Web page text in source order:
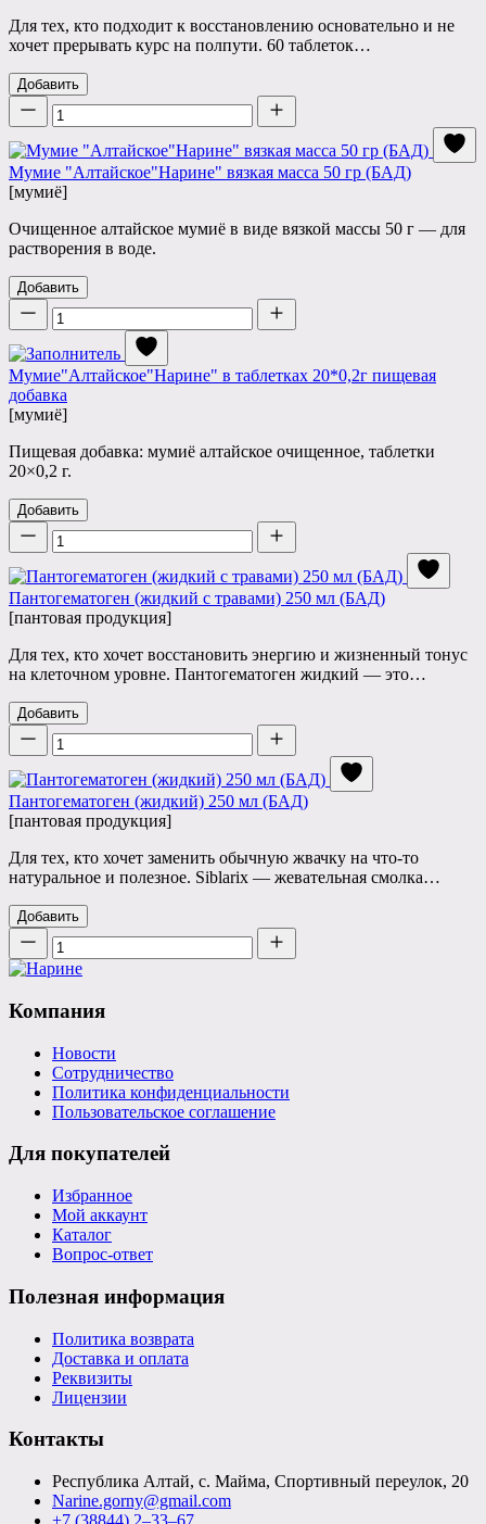
Для тех, кто подходит к восстановлению основательно и не
хочет прерывать курс на полпути. 60 таблеток…
Добавить
Количество
Мумие "Алтайское"Нарине" вязкая масса 50 гр (БАД)
[мумиё]
Очищенное алтайское мумиё в виде вязкой массы 50 г — для
растворения в воде.
Добавить
Количество
Мумие"Алтайское"Нарине" в таблетках 20*0,2г пищевая
добавка
[мумиё]
Пищевая добавка: мумиё алтайское очищенное, таблетки
20×0,2 г.
Добавить
Количество
Пантогематоген (жидкий с травами) 250 мл (БАД)
[пантовая продукция]
Для тех, кто хочет восстановить энергию и жизненный тонус
на клеточном уровне. Пантогематоген жидкий — это…
Добавить
Количество
Пантогематоген (жидкий) 250 мл (БАД)
[пантовая продукция]
Для тех, кто хочет заменить обычную жвачку на что-то
натуральное и полезное. Siblarix — жевательная смолка…
Добавить
Количество
Компания
Новости
Сотрудничество
Политика конфиденциальности
Пользовательское соглашение
Для покупателей
Избранное
Мой аккаунт
Каталог
Вопрос-ответ
Полезная информация
Политика возврата
Доставка и оплата
Реквизиты
Лицензии
Контакты
Республика Алтай, с. Майма, Спортивный переулок, 20
Narine.gorny@gmail.com
+7 (38844) 2‒33‒67